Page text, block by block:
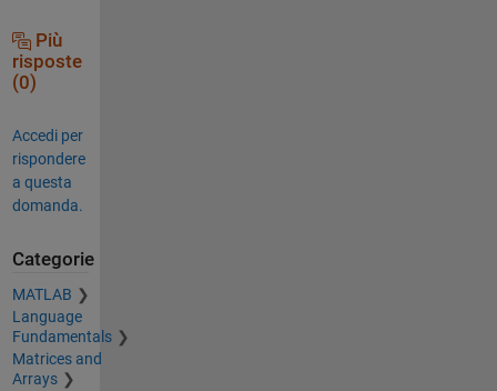
Più
risposte
(0)
Accedi per
rispondere
a questa
domanda.
Categorie
MATLAB
Language
Fundamentals
Matrices and
Arrays